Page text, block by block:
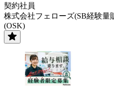
契約社員
株式会社フェローズ(SB経験量
(OSK)